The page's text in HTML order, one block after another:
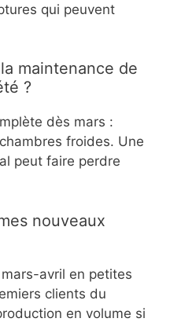
qui peuvent
maintenance de
?
dès mars :
froides. Une
peut faire perdre
nouveaux
avril en petites
clients du
en volume si